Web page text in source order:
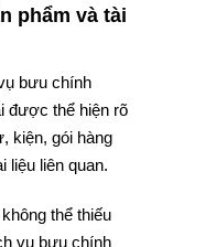
phẩm và tài
bưu chính
được thể hiện rõ
kiện, gói hàng
liệu liên quan.
thể thiếu
vụ bưu chính